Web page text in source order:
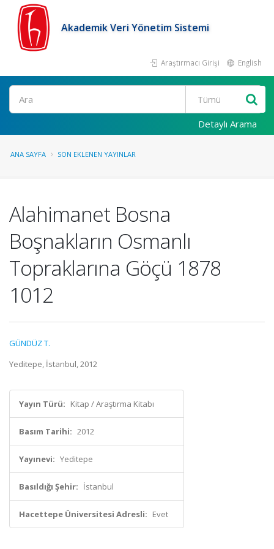
Akademik Veri Yönetim Sistemi
Araştırmacı Girişi English
Ara
Detaylı Arama
ANA SAYFA SON EKLENEN YAYINLAR
Alahimanet Bosna
Boşnakların Osmanlı
Topraklarına Göçü 1878
1012
GÜNDÜZ T.
Yeditepe, İstanbul, 2012
Yayın Türü: Kitap / Araştırma Kitabı
Basım Tarihi: 2012
Yayınevi: Yeditepe
Basıldığı Şehir: İstanbul
Hacettepe Üniversitesi Adresli: Evet